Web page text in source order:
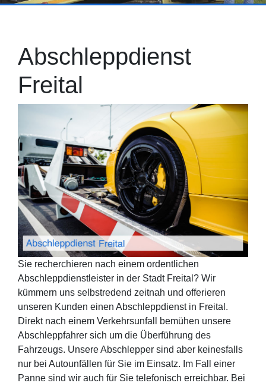
Abschleppdienst
Freital
Sie recherchieren nach einem ordentlichen
Abschleppdienstleister in der Stadt Freital? Wir
kümmern uns selbstredend zeitnah und offerieren
unseren Kunden einen Abschleppdienst in Freital.
Direkt nach einem Verkehrsunfall bemühen unsere
Abschleppfahrer sich um die Überführung des
Fahrzeugs. Unsere Abschlepper sind aber keinesfalls
nur bei Autounfällen für Sie im Einsatz. Im Fall einer
Panne sind wir auch für Sie telefonisch erreichbar. Bei